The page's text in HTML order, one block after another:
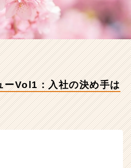
ーVol1：入社の決め手は